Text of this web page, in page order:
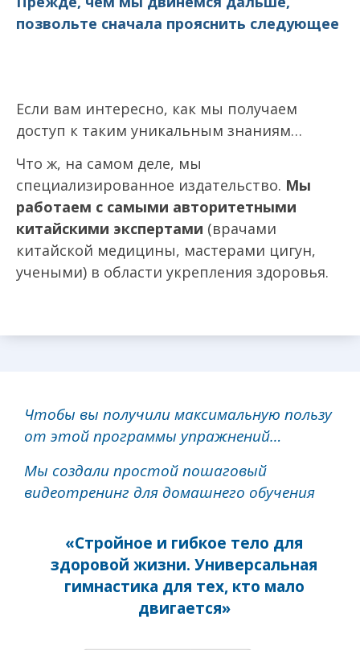
позвольте сначала прояснить следующее
Если вам интересно, как мы получаем
доступ к таким уникальным знаниям…
Что ж, на самом деле, мы
специализированное издательство. Мы
работаем с самыми авторитетными
китайскими экспертами (врачами
китайской медицины, мастерами цигун,
учеными) в области укрепления здоровья.
Чтобы вы получили максимальную пользу
от этой программы упражнений…
Мы создали простой пошаговый
видеотренинг для домашнего обучения
«Стройное и гибкое тело для
здоровой жизни. Универсальная
гимнастика для тех, кто мало
двигается»